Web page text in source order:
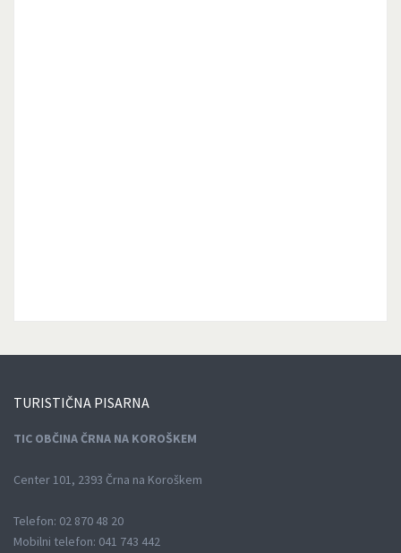
TURISTIČNA PISARNA
TIC OBČINA ČRNA NA KOROŠKEM
Center 101, 2393 Črna na Koroškem
Telefon: 02 870 48 20
Mobilni telefon: 041 743 442